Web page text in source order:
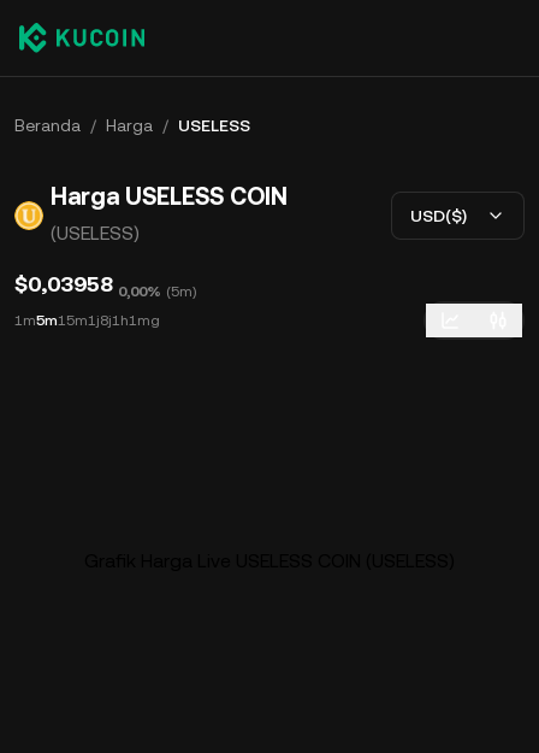
Beranda / Harga / USELESS
Harga USELESS COIN
(USELESS)
USD($)
$0,03958 0,00% (5m)
1m5m15m1j8j1h1mg